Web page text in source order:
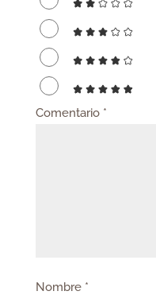
Comentario *
Nombre *